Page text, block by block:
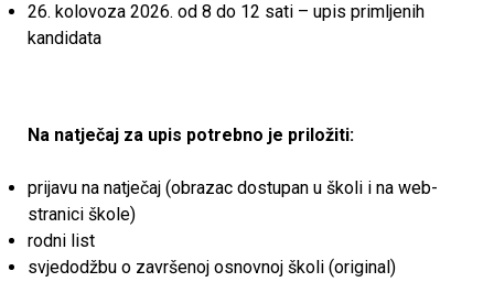
i
a
26. kolovoza 2026. od 8 do 12 sati – upis primljenih
kandidata
Na natječaj za upis potrebno je priložiti:
prijavu na natječaj (obrazac dostupan u školi i na web-
stranici škole)
rodni list
svjedodžbu o završenoj osnovnoj školi (original)